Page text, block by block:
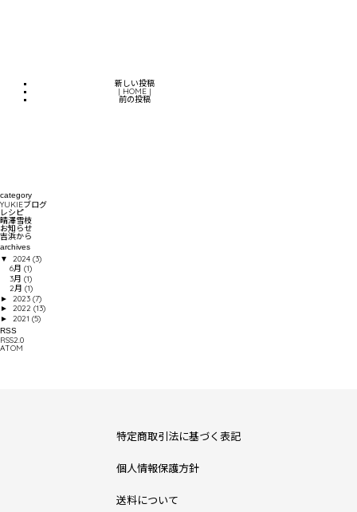
新しい投稿
| HOME |
前の投稿
category
YUKIEブログ
レシピ
晴澤雪枝
お知らせ
吉浜から
archives
▼
2024 (3)
6月 (1)
3月 (1)
2月 (1)
► 2023 (7)
► 2022 (13)
► 2021 (5)
RSS
RSS2.0
ATOM
特定商取引法に基づく表記
個人情報保護方針
送料について